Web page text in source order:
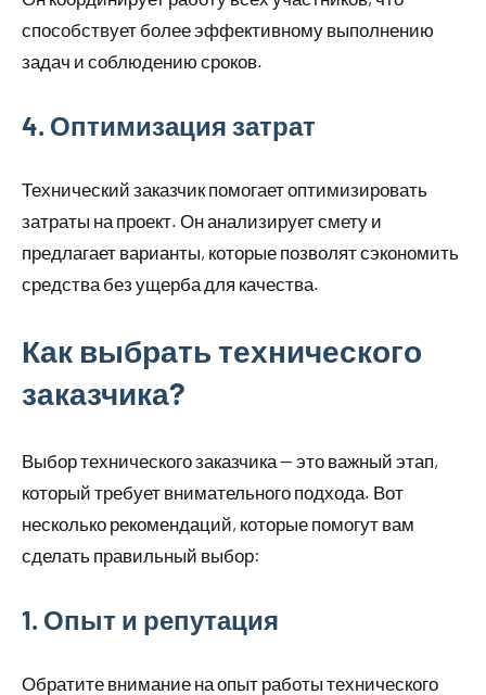
способствует более эффективному выполнению
задач и соблюдению сроков.
4. Оптимизация затрат
Технический заказчик помогает оптимизировать
затраты на проект. Он анализирует смету и
предлагает варианты, которые позволят сэкономить
средства без ущерба для качества.
Как выбрать технического
заказчика?
Выбор технического заказчика — это важный этап,
который требует внимательного подхода. Вот
несколько рекомендаций, которые помогут вам
сделать правильный выбор:
1. Опыт и репутация
Обратите внимание на опыт работы технического